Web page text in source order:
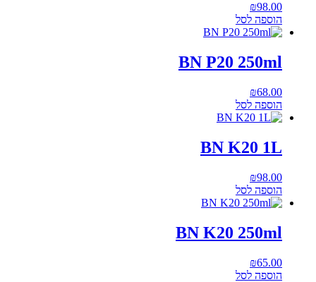
₪98.00
הוספה לסל
BN P20 250ml
₪68.00
הוספה לסל
BN K20 1L
₪98.00
הוספה לסל
BN K20 250ml
₪65.00
הוספה לסל